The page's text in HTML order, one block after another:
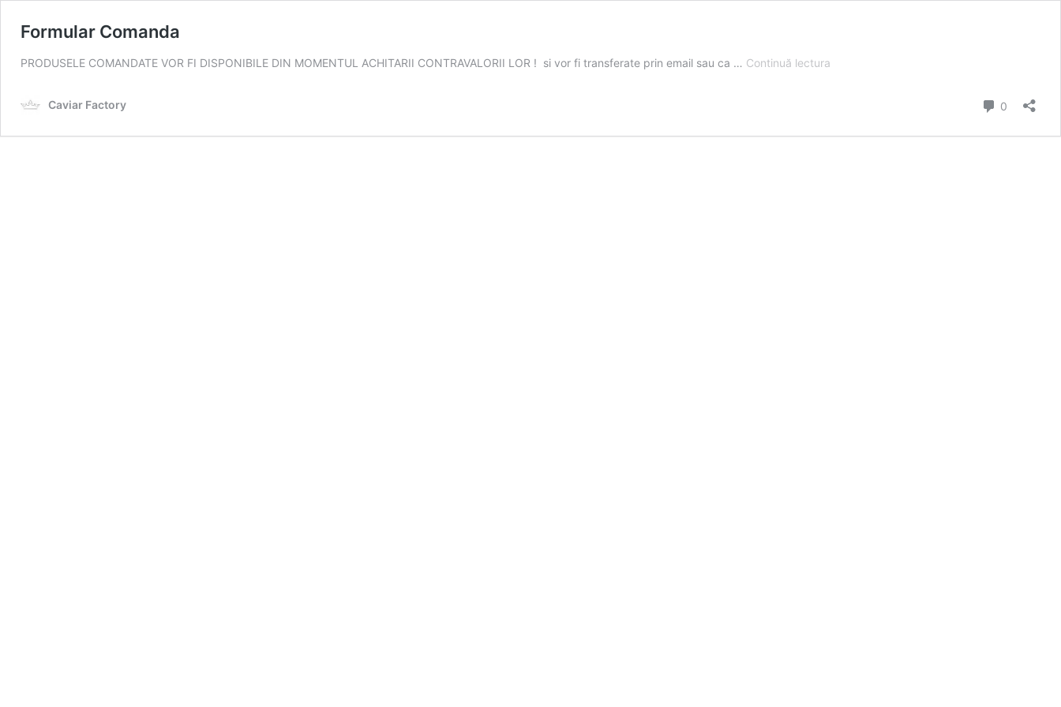
Formular Comanda
PRODUSELE COMANDATE VOR FI DISPONIBILE DIN MOMENTUL ACHITARII CONTRAVALORII LOR ! si vor fi transferate prin email sau ca … Continuă lectura
Caviar Factory
0 comentarii